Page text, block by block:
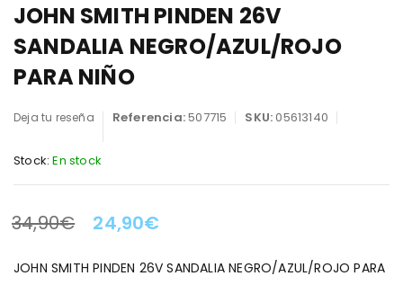
JOHN SMITH PINDEN 26V
SANDALIA NEGRO/AZUL/ROJO
PARA NIÑO
Deja tu reseña Referencia:507715 SKU:05613140
Stock: En stock
LA OFERTA TERMINA EN:
34,90€ 24,90€
JOHN SMITH PINDEN 26V SANDALIA NEGRO/AZUL/ROJO PARA